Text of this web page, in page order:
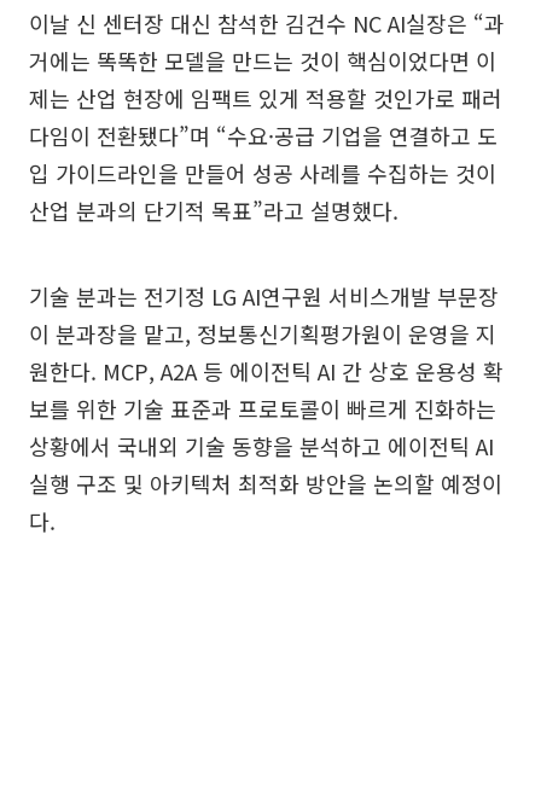
이날 신 센터장 대신 참석한 김건수 NC AI실장은 “과
거에는 똑똑한 모델을 만드는 것이 핵심이었다면 이
제는 산업 현장에 임팩트 있게 적용할 것인가로 패러
다임이 전환됐다”며 “수요·공급 기업을 연결하고 도
입 가이드라인을 만들어 성공 사례를 수집하는 것이
산업 분과의 단기적 목표”라고 설명했다.
기술 분과는 전기정 LG AI연구원 서비스개발 부문장
이 분과장을 맡고, 정보통신기획평가원이 운영을 지
원한다. MCP, A2A 등 에이전틱 AI 간 상호 운용성 확
보를 위한 기술 표준과 프로토콜이 빠르게 진화하는
상황에서 국내외 기술 동향을 분석하고 에이전틱 AI
실행 구조 및 아키텍처 최적화 방안을 논의할 예정이
다.